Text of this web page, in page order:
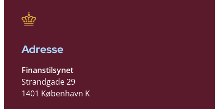
Adresse
Finanstilsynet
Strandgade 29
1401 København K